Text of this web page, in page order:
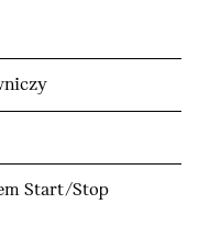
Start/Stop